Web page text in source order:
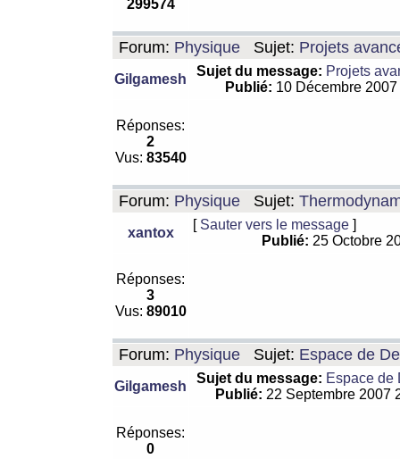
299574
Forum: Physique Sujet: Projets
Gilgamesh
Sujet du message: Projets
Publié: 10 Décembre
Réponses:
2
Vus: 83540
Forum: Physique Sujet:
xantox
[ Sauter vers le message ]
Publié: 25 Octobre
Réponses:
3
Vus: 89010
Forum: Physique Sujet: Espace de
Gilgamesh
Sujet du message: Espace de
Publié: 22 Septembre 2007
Réponses:
0